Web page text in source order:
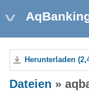
Herunterladen
Dateien »